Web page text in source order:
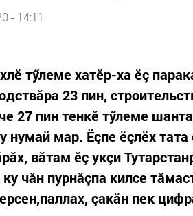
- 14:11
тӳлеме хатӗр-ха ӗç
23 пин,
27 пин тенкӗ тӳлеме
нумай мар. Ӗçпе ӗçлӗх тата
вăтам ӗç укçи
чăн пурнăçпа килсе
çакăн пек